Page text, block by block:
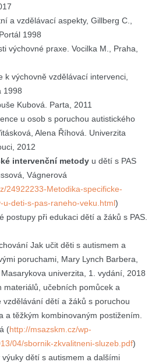
a vzdělávací aspekty, Gillberg C.,
1998
výchovné praxe. Vocilka M., Praha,
k výchovně vzdělávací intervenci,
1998
Kubová. Parta, 2011
u osob s poruchou autistického
Alena Říhová. Univerzita
2012
intervenční metody u dětí s PAS
Vágnerová
24922233-Metodika-specificke-
u-deti-s-pas-raneho-veku.html)
postupy při edukaci dětí a žáků s PAS.
Jak učit děti s autismem a
poruchami, Mary Lynch Barbera,
univerzita, 1. vydání, 2018
materiálů, učebních pomůcek a
vzdělávání dětí a žáků s poruchou
a těžkým kombinovaným postižením.
(http://msazskm.cz/wp-
04/sbornik-zkvalitneni-sluzeb.pdf)
dětí s autismem a dalšími